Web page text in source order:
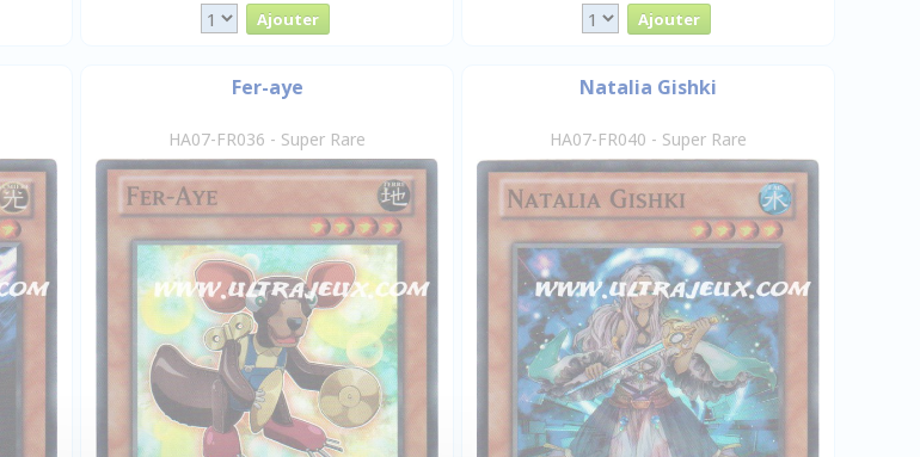
Fer-aye
HA07-FR036 - Super Rare
Natalia Gishki
HA07-FR040 - Super Rare